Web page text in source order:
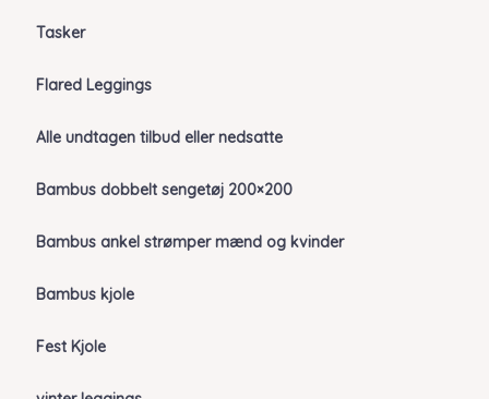
Tasker
Flared Leggings
Alle undtagen tilbud eller nedsatte
Bambus dobbelt sengetøj 200×200
Bambus ankel strømper mænd og kvinder
Bambus kjole
Fest Kjole